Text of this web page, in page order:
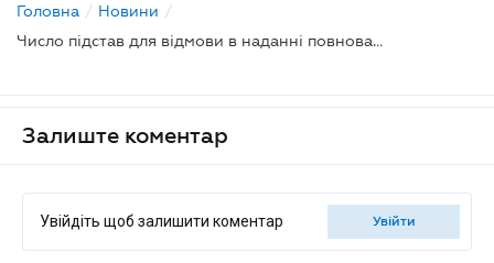
Головна / Новини /
Число підстав для відмови в наданні повноважень по експертизі будівельних організацій може бути збільшене
Залиште коментар
Увійдіть щоб залишити коментар увійти